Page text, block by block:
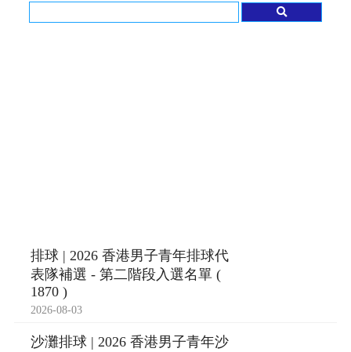
排球 | 2026 香港男子青年排球代
表隊補選 - 第二階段入選名單 (
1870 )
2026-08-03
沙灘排球 | 2026 香港男子青年沙